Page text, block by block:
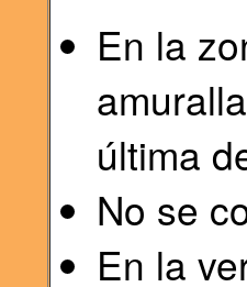
En la
última
No se
En la